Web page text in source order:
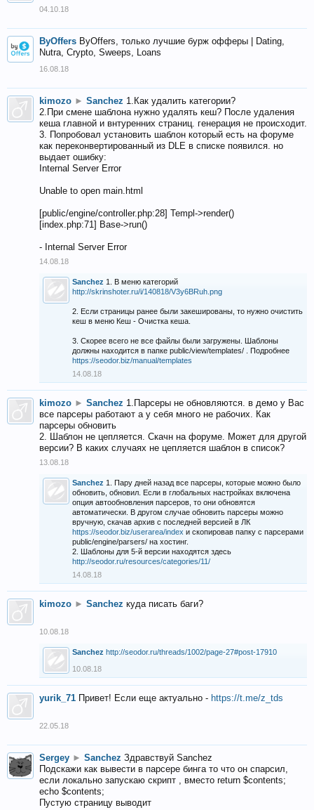
04.10.18
ByOffers ByOffers, только лучшие бурж офферы | Dating,
Nutra, Crypto, Sweeps, Loans
16.08.18
kimozo ► Sanchez 1.Как удалить категории?
2.При смене шаблона нужно удалять кеш? После удаления
кеша главной и внтуренних страниц. генерация не происходит.
3. Попробовал установить шаблон который есть на форуме
как переконвертированный из DLE в списке появился. но
выдает ошибку:
Internal Server Error
Unable to open main.html
[public/engine/controller.php:28] Templ->render()
[index.php:71] Base->run()
- Internal Server Error
14.08.18
Sanchez 1. В меню категорий
http://skrinshoter.ru/i/140818/V3y6BRuh.png
2. Если страницы ранее были закешированы, то нужно очистить
кеш в меню Кеш - Очистка кеша.
3. Скорее всего не все файлы были загружены. Шаблоны
должны находится в папке public/view/templates/ . Подробнее
https://seodor.biz/manual/templates
14.08.18
kimozo ► Sanchez 1.Парсеры не обновляются. в демо у Вас
все парсеры работают а у себя много не рабочих. Как
парсеры обновить
2. Шаблон не цепляется. Скачн на форуме. Может для другой
версии? В каких случаях не цепляется шаблон в список?
13.08.18
Sanchez 1. Пару дней назад все парсеры, которые можно было
обновить, обновил. Если в глобальных настройках включена
опция автообновления парсеров, то они обновятся
автоматически. В другом случае обновить парсеры можно
вручную, скачав архив с последней версией в ЛК
https://seodor.biz/userarea/index и скопировав папку с парсерами
public/engine/parsers/ на хостинг.
2. Шаблоны для 5-й версии находятся здесь
http://seodor.ru/resources/categories/11/
14.08.18
kimozo ► Sanchez куда писать баги?
10.08.18
Sanchez http://seodor.ru/threads/1002/page-27#post-17910
10.08.18
yurik_71 Привет! Если еще актуально - https://t.me/z_tds
22.05.18
Sergey ► Sanchez Здравствуй Sanchez
Подскажи как вывести в парсере бинга то что он спарсил,
если локально запускаю скрипт , вместо return $contents;
echo $contents;
Пустую страницу выводит